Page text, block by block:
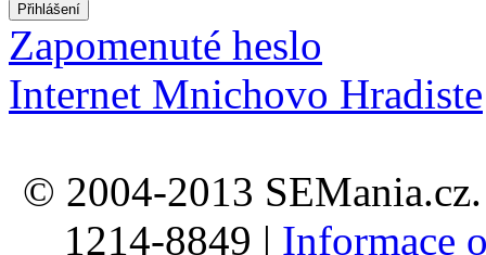
Zapomenuté heslo
Internet Mnichovo Hradiste
© 2004-2013
1214-8849 | Informace